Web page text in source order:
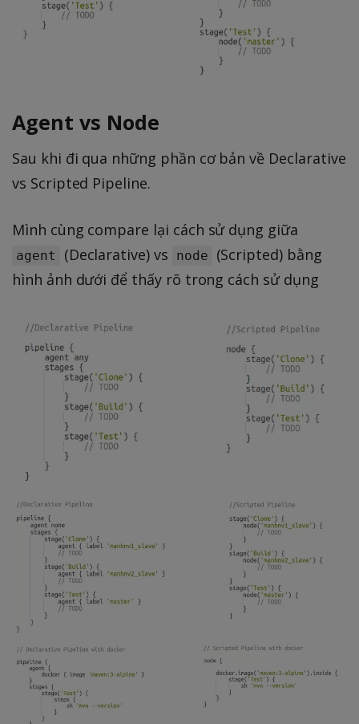
Agent vs Node
Sau khi đi qua những phần cơ bản về Declarative
vs Scripted Pipeline.
Mình cùng compare lại cách sử dụng giữa
agent (Declarative) vs node
(Scripted) bằng
hình ảnh dưới để thấy rõ trong cách sử dụng